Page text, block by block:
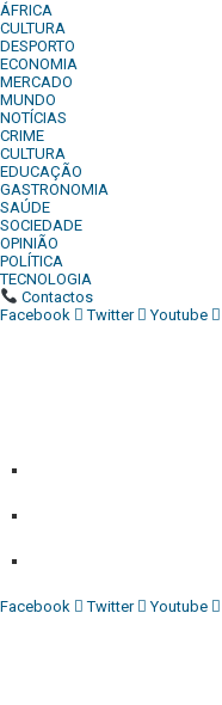
ÁFRICA
CULTURA
DESPORTO
ECONOMIA
MERCADO
MUNDO
NOTÍCIAS
CRIME
CULTURA
EDUCAÇÃO
GASTRONOMIA
SAÚDE
SOCIEDADE
OPINIÃO
POLÍTICA
TECNOLOGIA
Contactos
Facebook
Twitter Youtube
Facebook Twitter Youtube